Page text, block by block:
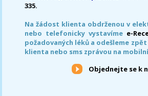
335.
Na žádost klienta obdrženou v
nebo telefonicky vystavíme e-
požadovaných léků a odešleme
klienta nebo sms zprávou na
Objednejte se k